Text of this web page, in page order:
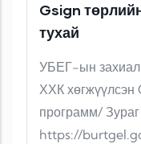
Gsign
тухай
УБЕГ-ын
ХХК хөгжүүлсэн
программ/
https://